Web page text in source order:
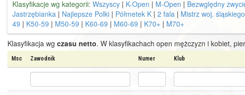
Klasyfikacje wg kategorii: Wszyscy | K-Open | M-Open | Bezwględny
Jastrzębianka | Najlepsze Polki | Półmetek K | 2 fala | Mistrz woj. śląskiego
49 | K50-59 | M50-59 | K60-69 | M60-69 | K70+ | M70+
Klasyfikacja wg czasu netto. W klasyfikachach open mężczyzn i kobiet,
Msc Zawodnik Numer Klub